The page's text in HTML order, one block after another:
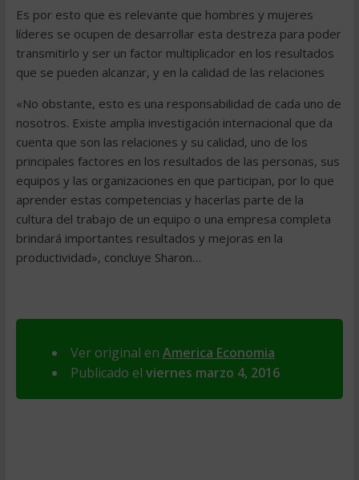
Es por esto que es relevante que hombres y mujeres
líderes se ocupen de desarrollar esta destreza para poder
transmitirlo y ser un factor multiplicador en los resultados
que se pueden alcanzar, y en la calidad de las relaciones
«No obstante, esto es una responsabilidad de cada uno de
nosotros. Existe amplia investigación internacional que da
cuenta que son las relaciones y su calidad, uno de los
principales factores en los resultados de las personas, sus
equipos y las organizaciones en que participan, por lo que
aprender estas competencias y hacerlas parte de la
cultura del trabajo de un equipo o una empresa completa
brindará importantes resultados y mejoras en la
productividad», concluye Sharon…
Ver original en America Economia
Publicado el viernes marzo 4, 2016